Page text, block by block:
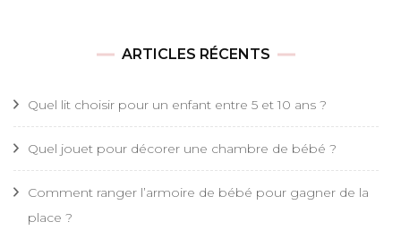
ARTICLES RÉCENTS
Quel lit choisir pour un enfant entre 5 et 10 ans ?
Quel jouet pour décorer une chambre de bébé ?
Comment ranger l’armoire de bébé pour gagner de la
place ?